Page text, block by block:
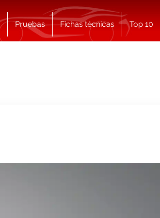
Pruebas Fichas técnicas Top 10